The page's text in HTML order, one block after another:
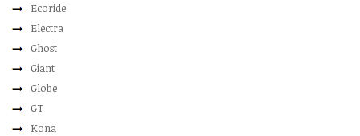
Ecoride
Electra
Ghost
Giant
Globe
GT
Kona